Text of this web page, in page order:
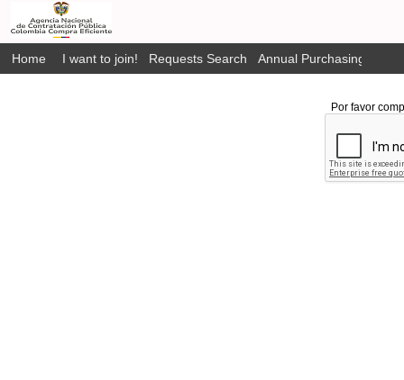
Home I want to join! Requests Search Annual Purchasing Plan
Por favor